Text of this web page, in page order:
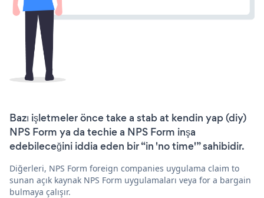
Bazı işletmeler önce take a stab at kendin yap (diy)
NPS Form ya da techie a NPS Form inşa
edebileceğini iddia eden bir “in 'no time'” sahibidir.
Diğerleri, NPS Form foreign companies uygulama claim to
sunan açık kaynak NPS Form uygulamaları veya for a bargain
bulmaya çalışır.